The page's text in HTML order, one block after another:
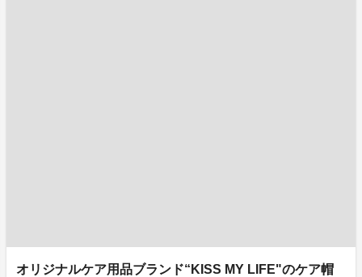
オリジナルケア用品ブランド“KISS MY LIFE"のケア帽